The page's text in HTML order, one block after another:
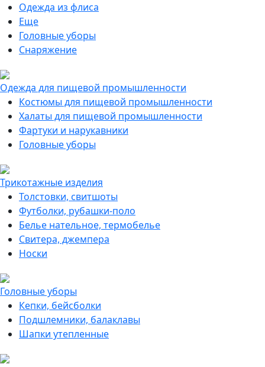
Одежда из флиса
Еще
Головные уборы
Снаряжение
Одежда для пищевой промышленности
Костюмы для пищевой промышленности
Халаты для пищевой промышленности
Фартуки и нарукавники
Головные уборы
Трикотажные изделия
Толстовки, свитшоты
Футболки, рубашки-поло
Белье нательное, термобелье
Свитера, джемпера
Носки
Головные уборы
Кепки, бейсболки
Подшлемники, балаклавы
Шапки утепленные